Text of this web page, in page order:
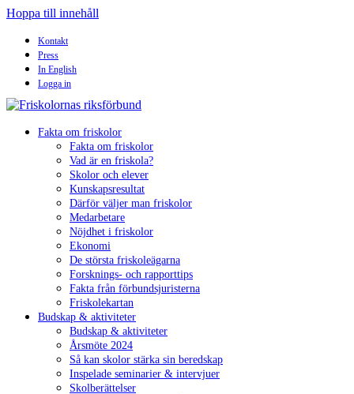
Hoppa till innehåll
Kontakt
Press
In English
Logga in
Fakta om friskolor
Fakta om friskolor
Vad är en friskola?
Skolor och elever
Kunskapsresultat
Därför väljer man friskolor
Medarbetare
Nöjdhet i friskolor
Ekonomi
De största friskoleägarna
Forsknings- och rapporttips
Fakta från förbundsjuristerna
Friskolekartan
Budskap & aktiviteter
Budskap & aktiviteter
Årsmöte 2024
Så kan skolor stärka sin beredskap
Inspelade seminarier & intervjuer
Skolberättelser